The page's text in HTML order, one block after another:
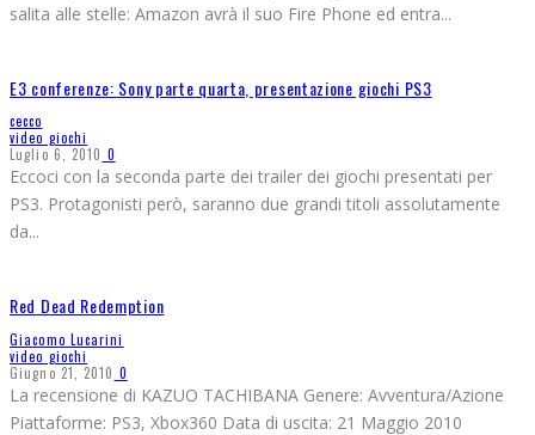
salita alle stelle: Amazon avrà il suo Fire Phone ed entra...
E3 conferenze: Sony parte quarta, presentazione giochi PS3
cecco
video giochi
Luglio 6, 2010 0
Eccoci con la seconda parte dei trailer dei giochi presentati per
PS3. Protagonisti però, saranno due grandi titoli assolutamente
da...
Red Dead Redemption
Giacomo Lucarini
video giochi
Giugno 21, 2010 0
La recensione di KAZUO TACHIBANA Genere: Avventura/Azione
Piattaforme: PS3, Xbox360 Data di uscita: 21 Maggio 2010